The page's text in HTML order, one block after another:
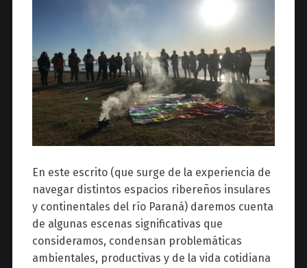
En este escrito (que surge de la experiencia de
navegar distintos espacios ribereños insulares
y continentales del río Paraná) daremos cuenta
de algunas escenas significativas que
consideramos, condensan problemáticas
ambientales, productivas y de la vida cotidiana